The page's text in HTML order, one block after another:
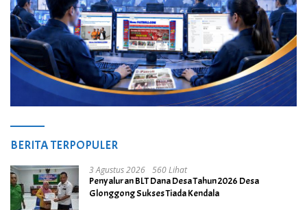
BERITA TERPOPULER
3 Agustus 2026 560 Lihat
Penyaluran BLT Dana Desa Tahun 2026 Desa
Glonggong Sukses Tiada Kendala